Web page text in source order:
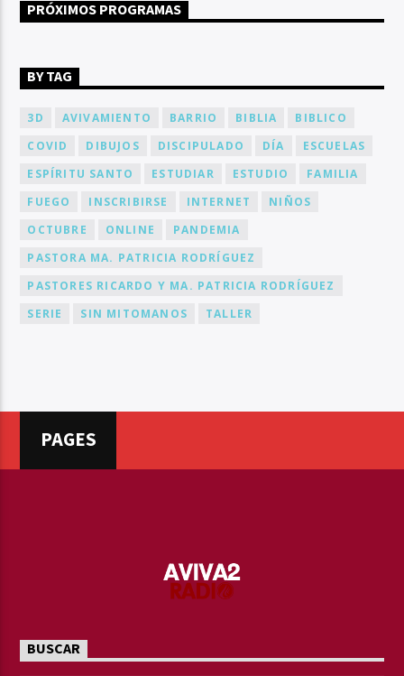
PRÓXIMOS PROGRAMAS
BY TAG
3D AVIVAMIENTO BARRIO BIBLIA
BIBLICO
COVID
DIBUJOS DISCIPULADO DÍA
ESCUELAS
ESPÍRITU SANTO
ESTUDIAR ESTUDIO
FAMILIA
FUEGO
INSCRIBIRSE INTERNET
NIÑOS
OCTUBRE
ONLINE
PANDEMIA
PASTORA MA. PATRICIA RODRÍGUEZ
PASTORES RICARDO Y MA. PATRICIA RODRÍGUEZ
SERIE
SIN MITOMANOS TALLER
PAGES
BUSCAR